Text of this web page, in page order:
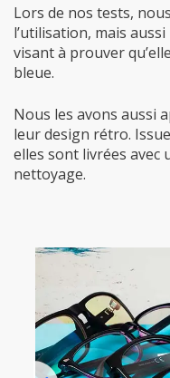
Lors de nos tests,
l’utilisation, mais
visant à prouver
bleue.
Nous les avons aussi
leur design rétro.
elles sont livrées avec
nettoyage.